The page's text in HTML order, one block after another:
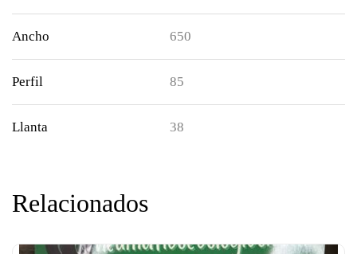
Ancho 650
Perfil 85
Llanta 38
Relacionados